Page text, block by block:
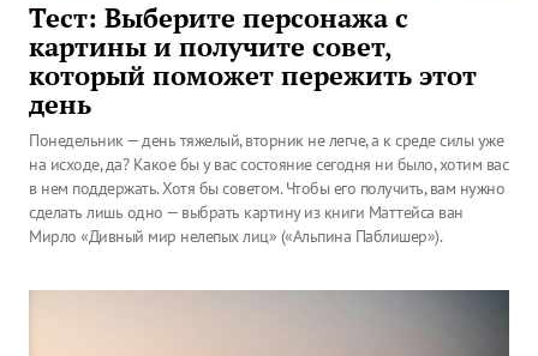
Тест: Выберите персонажа с
картины и получите совет,
который поможет пережить этот
день
Понедельник — день тяжелый, вторник не легче, а к среде силы уже
на исходе, да? Какое бы у вас состояние сегодня ни было, хотим вас
в нем поддержать. Хотя бы советом. Чтобы его получить, вам нужно
сделать лишь одно — выбрать картину из книги Маттейса ван
Мирло «Дивный мир нелепых лиц» («Альпина Паблишер»).